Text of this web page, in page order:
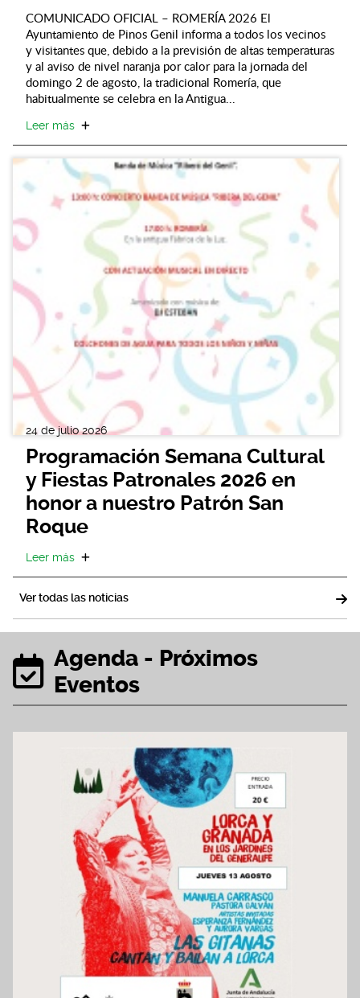
COMUNICADO OFICIAL – ROMERÍA 2026 El
Ayuntamiento de Pinos Genil informa a todos los vecinos
y visitantes que, debido a la previsión de altas temperaturas
y al aviso de nivel naranja por calor para la jornada del
domingo 2 de agosto, la tradicional Romería, que
habitualmente se celebra en la Antigua...
Leer más
24 de julio 2026
Programación Semana Cultural
y Fiestas Patronales 2026 en
honor a nuestro Patrón San
Roque
Leer más
Ver todas las noticias
Agenda - Próximos
Eventos